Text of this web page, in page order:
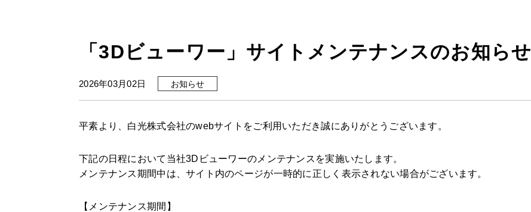
「3Dビューワー」サイトメンテナンスのお知らせ
2026年03月02日 お知らせ
平素より、白光株式会社のwebサイトをご利用いただき誠にありがとうございます。
下記の日程において当社3Dビューワーのメンテナンスを実施いたします。
メンテナンス期間中は、サイト内のページが一時的に正しく表示されない場合がございます。
【メンテナンス期間】